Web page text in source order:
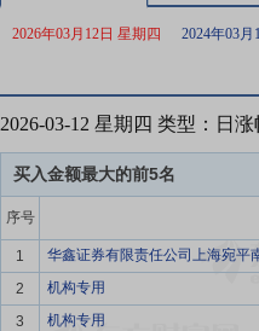
2026年03月12日 星期四 2024年03
2026-03-12 星期四 类型：日
买入金额最大的前5名
序号
1
华鑫证券有限责任公司上海宛平
2
机构专用
3
机构专用